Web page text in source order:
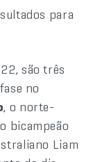
para
são três
no
, o norte-
bicampeão
Liam